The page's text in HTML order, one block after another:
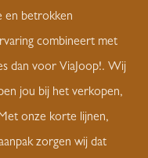
en betrokken
combineert met
dan voor ViaJoop!. Wij
jou bij het verkopen,
onze korte lijnen,
zorgen wij dat